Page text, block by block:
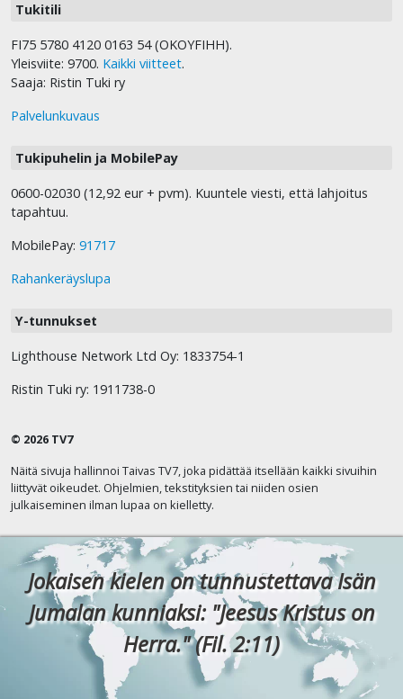
Tukitili
FI75 5780 4120 0163 54 (OKOYFIHH).
Yleisviite: 9700. Kaikki viitteet.
Saaja: Ristin Tuki ry
Palvelunkuvaus
Tukipuhelin ja MobilePay
0600-02030 (12,92 eur + pvm). Kuuntele viesti, että lahjoitus
tapahtuu.
MobilePay: 91717
Rahankeräyslupa
Y-tunnukset
Lighthouse Network Ltd Oy: 1833754-1
Ristin Tuki ry: 1911738-0
© 2026 TV7
Näitä sivuja hallinnoi Taivas TV7, joka pidättää itsellään kaikki sivuihin
liittyvät oikeudet. Ohjelmien, tekstityksien tai niiden osien
julkaiseminen ilman lupaa on kielletty.
Jokaisen kielen on tunnustettava Isän
Jumalan kunniaksi: "Jeesus Kristus on
Herra." (Fil. 2:11)